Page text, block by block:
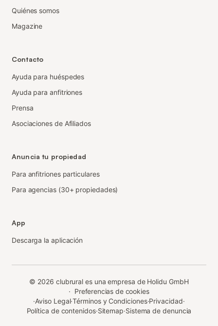
Quiénes somos
Magazine
Contacto
Ayuda para huéspedes
Ayuda para anfitriones
Prensa
Asociaciones de Afiliados
Anuncia tu propiedad
Para anfitriones particulares
Para agencias (30+ propiedades)
App
Descarga la aplicación
© 2026 clubrural es una empresa de Holidu GmbH
· Preferencias de cookies
·Aviso Legal·Términos y Condiciones·Privacidad·
Política de contenidos·Sitemap·Sistema de denuncia